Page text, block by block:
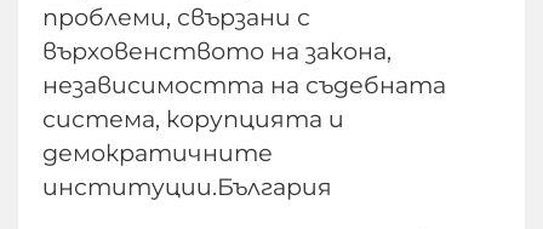
проблеми, свързани с
върховенството на закона,
независимостта на съдебната
система, корупцията и
демократичните
институции.България